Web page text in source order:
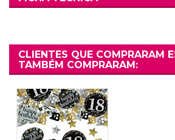
CLIENTES QUE COMPRARAM
TAMBÉM COMPRARAM: